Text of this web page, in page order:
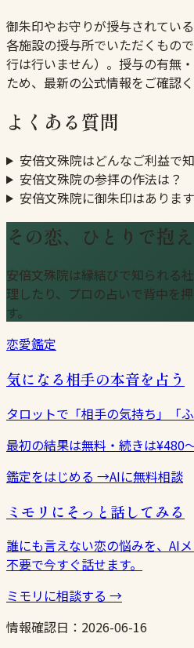
御朱印やお守りが授与されてい
各施設の授与所でいただくもの
行は行いません）。授与の有無
ため、最新の公式情報をご確認く
よくある質問
安倍文殊院はどんなご利益で
安倍文殊院の参拝の作法は？
安倍文殊院に御朱印はありま
その恋、ひとりで抱
安倍文殊院は縁結びで知られる
理したり、プロの占いで背中を
す。
恋愛鑑定
気になる相手の本音を占う
タロットで「相手の気持ち」「
最初の結果は無料・続きは¥480
鑑定をはじめる →AIに無料相談
ミモリにそっと話してみる
誰にも言えない恋の悩みを、AI
不要で今すぐ話せます。
ミモリに相談する →
情報確認日： 2026-06-16